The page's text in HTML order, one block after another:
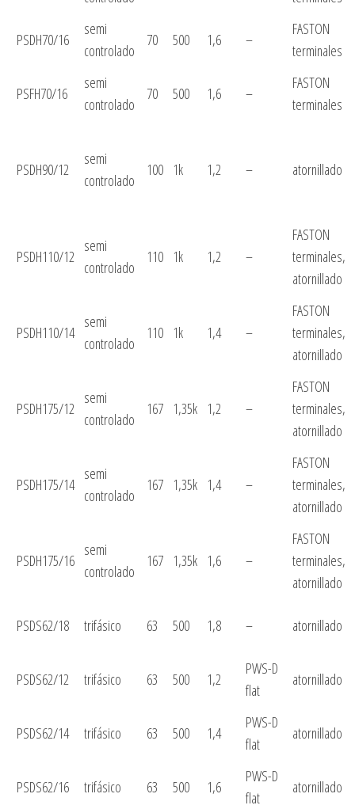
PSDH70/16
semi
controlado
70 500 1,6 –
FASTON
terminales
PSFH70/16
semi
controlado
70 500 1,6 –
FASTON
terminales
PSDH90/12
semi
controlado
100 1k 1,2 – atornillado
PSDH110/12
semi
controlado
110 1k 1,2 –
FASTON
terminales,
atornillado
PSDH110/14
semi
controlado
110 1k 1,4 –
FASTON
terminales,
atornillado
PSDH175/12
semi
controlado
167 1,35k 1,2 –
FASTON
terminales,
atornillado
PSDH175/14
semi
controlado
167 1,35k 1,4 –
FASTON
terminales,
atornillado
PSDH175/16
semi
controlado
167 1,35k 1,6 –
FASTON
terminales,
atornillado
PSDS62/18 trifásico 63 500 1,8 – atornillado
PSDS62/12 trifásico 63 500 1,2
PWS-D
flat
atornillado
PSDS62/14 trifásico 63 500 1,4
PWS-D
flat
atornillado
PSDS62/16 trifásico 63 500 1,6
PWS-D
flat
atornillado